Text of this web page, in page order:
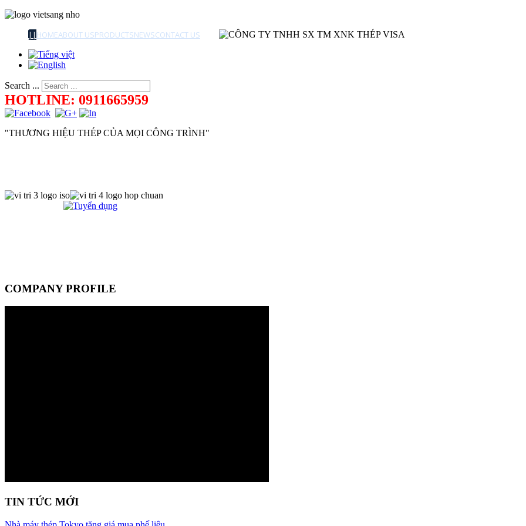
|| HOMEABOUT USPRODUCTSNEWSCONTACT US
Search ...
HOTLINE: 0911665959
"THƯƠNG HIỆU THÉP CỦA MỌI CÔNG TRÌNH"
COMPANY PROFILE
TIN TỨC MỚI